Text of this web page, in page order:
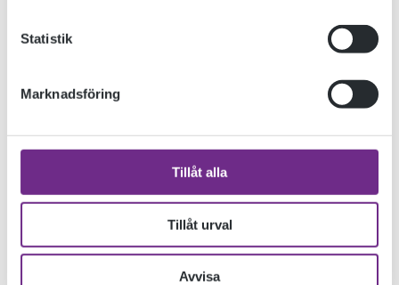
Statistik
Marknadsföring
Tillåt alla
Tillåt urval
Avvisa